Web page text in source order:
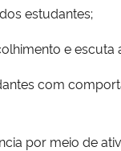
estudantes;
e escuta
com
por meio de